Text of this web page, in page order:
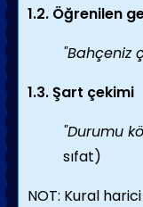
1.2. Öğrenilen
"Bahçeniz
1.3. Şart çekimi
"Durumu
sıfat)
NOT: Kural